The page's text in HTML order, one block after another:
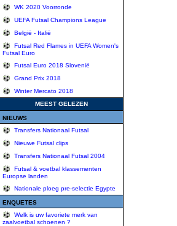
WK 2020 Voorronde
UEFA Futsal Champions League
België - Italië
Futsal Red Flames in UEFA Women's
Futsal Euro
Futsal Euro 2018 Slovenië
Grand Prix 2018
Winter Mercato 2018
MEEST GELEZEN
NIEUWS
Transfers Nationaal Futsal
Nieuwe Futsal clips
Transfers Nationaal Futsal 2004
Futsal & voetbal klassementen
Europse landen
Nationale ploeg pre-selectie Egypte
ENQUETES
Welk is uw favoriete merk van
zaalvoetbal schoenen ?